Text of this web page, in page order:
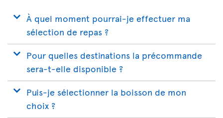
À quel moment pourrai-je effectuer ma
sélection de repas ?
Pour quelles destinations la précommande
sera-t-elle disponible ?
Puis-je sélectionner la boisson de mon
choix ?